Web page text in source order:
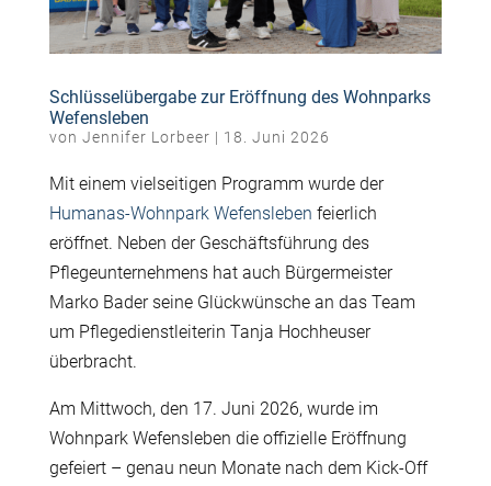
Schlüsselübergabe zur Eröffnung des Wohnparks
Wefensleben
von Jennifer Lorbeer | 18. Juni 2026
Mit einem vielseitigen Programm wurde der
Humanas-Wohnpark Wefensleben feierlich
eröffnet. Neben der Geschäftsführung des
Pflegeunternehmens hat auch Bürgermeister
Marko Bader seine Glückwünsche an das Team
um Pflegedienstleiterin Tanja Hochheuser
überbracht.
Am Mittwoch, den 17. Juni 2026, wurde im
Wohnpark Wefensleben die offizielle Eröffnung
gefeiert – genau neun Monate nach dem Kick-Off